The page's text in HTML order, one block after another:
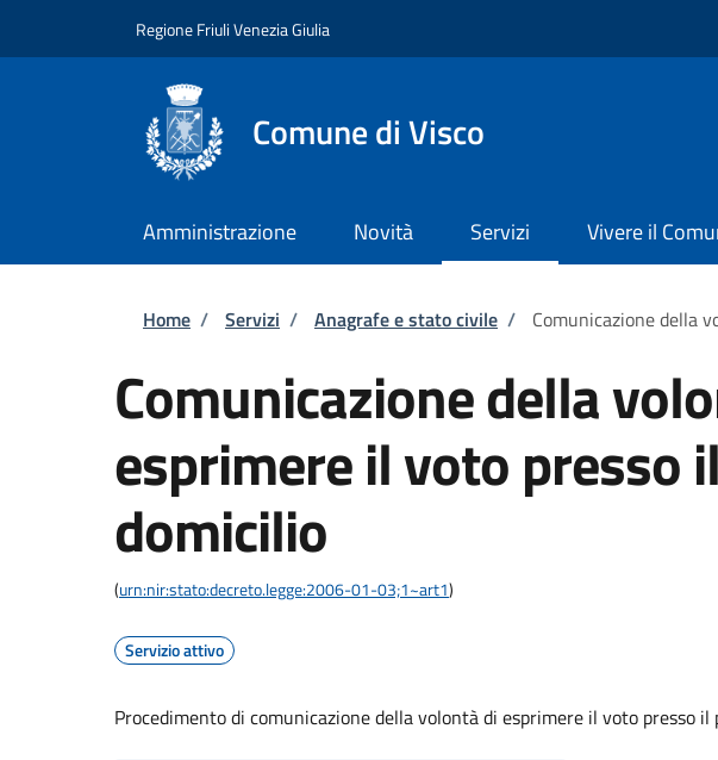
Regione Friuli Venezia Giulia
Comune di Visco
Amministrazione Novità Servizi Vivere il
Briciole di pane
Home / Servizi / Anagrafe e stato civile / Comunicazione della
Comunicazione della
esprimere il voto presso
domicilio
(urn:nir:stato:decreto.legge:2006-01-03;1~art1)
Servizio attivo
Procedimento di comunicazione della volontà di esprimere il voto presso